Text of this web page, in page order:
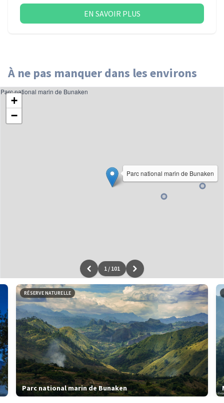
EN SAVOIR PLUS
À ne pas manquer dans les environs
Parc national marin de Bunaken
+
−
Leaflet|données ©OpenStreetMap/ODbL - renduOSM France
Parc national marin de Bunaken
1 / 101
RÉSERVE NATURELLE
Parc national marin de Bunaken